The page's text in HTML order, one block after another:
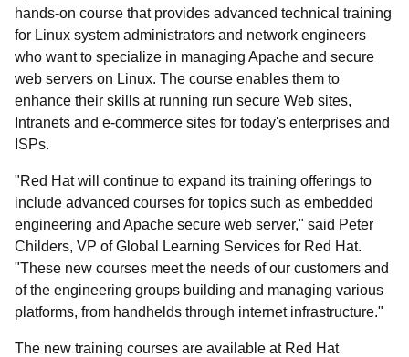
hands-on course that provides advanced technical training
for Linux system administrators and network engineers
who want to specialize in managing Apache and secure
web servers on Linux. The course enables them to
enhance their skills at running run secure Web sites,
Intranets and e-commerce sites for today's enterprises and
ISPs.
"Red Hat will continue to expand its training offerings to
include advanced courses for topics such as embedded
engineering and Apache secure web server," said Peter
Childers, VP of Global Learning Services for Red Hat.
"These new courses meet the needs of our customers and
of the engineering groups building and managing various
platforms, from handhelds through internet infrastructure."
The new training courses are available at Red Hat